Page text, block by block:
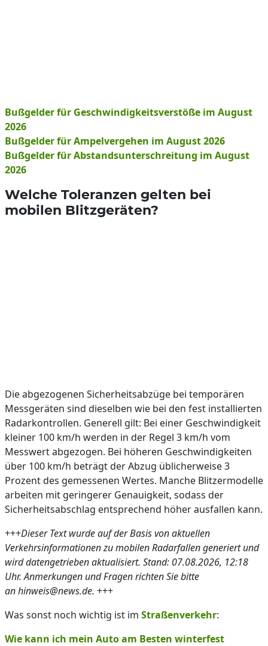
Bußgelder für Geschwindigkeitsverstöße im August
2026
Bußgelder für Ampelvergehen im August 2026
Bußgelder für Abstandsunterschreitung im August
2026
Welche Toleranzen gelten bei
mobilen Blitzgeräten?
Die abgezogenen Sicherheitsabzüge bei temporären
Messgeräten sind dieselben wie bei den fest installierten
Radarkontrollen. Generell gilt: Bei einer Geschwindigkeit
kleiner 100 km/h werden in der Regel 3 km/h vom
Messwert abgezogen. Bei höheren Geschwindigkeiten
über 100 km/h beträgt der Abzug üblicherweise 3
Prozent des gemessenen Wertes. Manche Blitzermodelle
arbeiten mit geringerer Genauigkeit, sodass der
Sicherheitsabschlag entsprechend höher ausfallen kann.
+++Dieser Text wurde auf der Basis von aktuellen
Verkehrsinformationen zu mobilen Radarfallen generiert und
wird datengetrieben aktualisiert. Stand: 07.08.2026, 12:18
Uhr. Anmerkungen und Fragen richten Sie bitte
an hinweis@news.de. +++
Was sonst noch wichtig ist im Straßenverkehr:
Wie kann ich mein Auto am Besten winterfest